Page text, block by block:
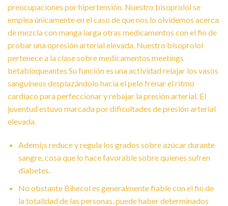
preocupaciones por hipertensión. Nuestro bisoprolol se
emplea únicamente en el caso de que nos lo olvidemos acerca
de mezcla con manga larga otras medicamentos con el fin de
probar una opresión arterial elevada. Nuestro bisoprolol
pertenece a la clase sobre medicamentos meetings
betabloqueantes Su función es una actividad relajar los vasos
sanguíneos desplazándolo hacia el pelo frenar el ritmo
cardíaco para perfeccionar y rebajar la presión arterial. El
juventud estuvo marcada por dificultades de presión arterial
elevada.
Ademí¡s reduce y regula los grados sobre azúcar durante
sangre, cosa que lo hace favorable sobre quienes sufren
diabetes.
No obstante Bihecol es generalmente fiable con el fin de
la totalidad de las personas, puede haber determinados